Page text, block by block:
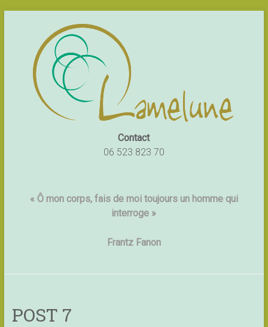
Contact
06 523 823 70
« Ô mon corps, fais de moi toujours un homme qui
interroge »
Frantz Fanon
POST 7